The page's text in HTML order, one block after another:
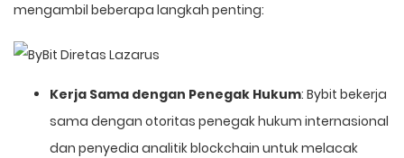
mengambil beberapa langkah penting:
Kerja Sama dengan Penegak Hukum: Bybit bekerja
sama dengan otoritas penegak hukum internasional
dan penyedia analitik blockchain untuk melacak